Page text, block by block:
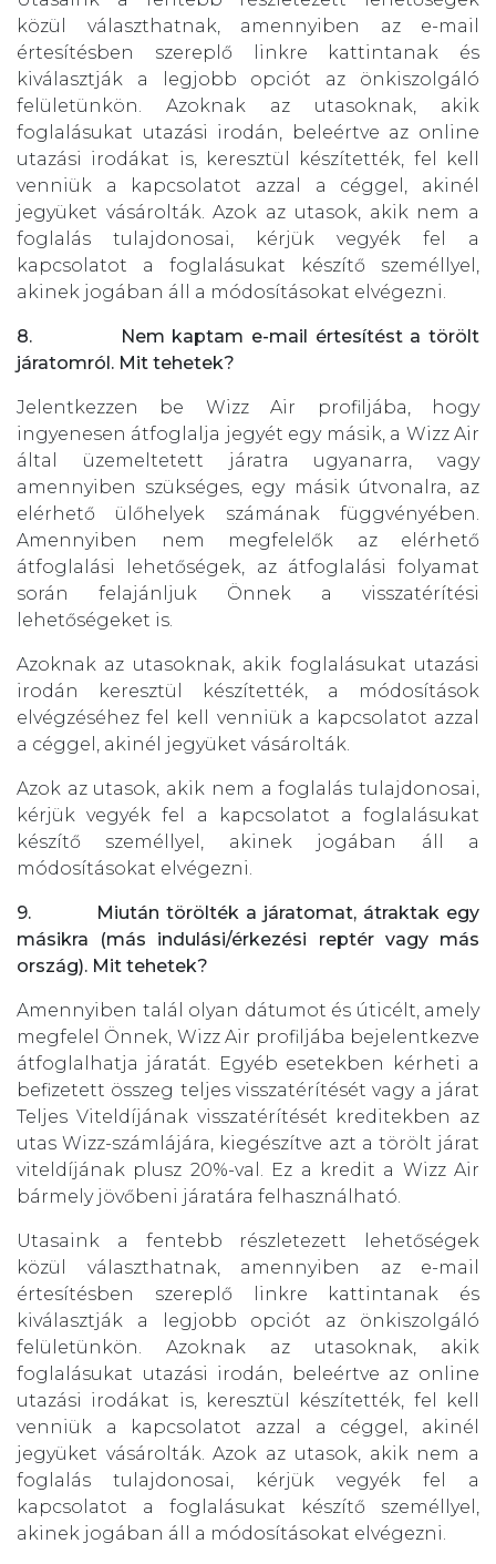
közül választhatnak, amennyiben az e-mail
értesítésben szereplő linkre kattintanak és
kiválasztják a legjobb opciót az önkiszolgáló
felületünkön. Azoknak az utasoknak, akik
foglalásukat utazási irodán, beleértve az online
utazási irodákat is, keresztül készítették, fel kell
venniük a kapcsolatot azzal a céggel, akinél
jegyüket vásárolták. Azok az utasok, akik nem a
foglalás tulajdonosai, kérjük vegyék fel a
kapcsolatot a foglalásukat készítő személlyel,
akinek jogában áll a módosításokat elvégezni.
8. Nem kaptam e-mail értesítést a törölt
járatomról. Mit tehetek?
Jelentkezzen be Wizz Air profiljába, hogy
ingyenesen átfoglalja jegyét egy másik, a Wizz Air
által üzemeltetett járatra ugyanarra, vagy
amennyiben szükséges, egy másik útvonalra, az
elérhető ülőhelyek számának függvényében.
Amennyiben nem megfelelők az elérhető
átfoglalási lehetőségek, az átfoglalási folyamat
során felajánljuk Önnek a visszatérítési
lehetőségeket is.
Azoknak az utasoknak, akik foglalásukat utazási
irodán keresztül készítették, a módosítások
elvégzéséhez fel kell venniük a kapcsolatot azzal
a céggel, akinél jegyüket vásárolták.
Azok az utasok, akik nem a foglalás tulajdonosai,
kérjük vegyék fel a kapcsolatot a foglalásukat
készítő személlyel, akinek jogában áll a
módosításokat elvégezni.
9. Miután törölték a járatomat, átraktak egy
másikra (más indulási/érkezési reptér vagy más
ország). Mit tehetek?
Amennyiben talál olyan dátumot és úticélt, amely
megfelel Önnek, Wizz Air profiljába bejelentkezve
átfoglalhatja járatát. Egyéb esetekben kérheti a
befizetett összeg teljes visszatérítését vagy a járat
Teljes Viteldíjának visszatérítését kreditekben az
utas Wizz-számlájára, kiegészítve azt a törölt járat
viteldíjának plusz 20%-val. Ez a kredit a Wizz Air
bármely jövőbeni járatára felhasználható.
Utasaink a fentebb részletezett lehetőségek
közül választhatnak, amennyiben az e-mail
értesítésben szereplő linkre kattintanak és
kiválasztják a legjobb opciót az önkiszolgáló
felületünkön. Azoknak az utasoknak, akik
foglalásukat utazási irodán, beleértve az online
utazási irodákat is, keresztül készítették, fel kell
venniük a kapcsolatot azzal a céggel, akinél
jegyüket vásárolták. Azok az utasok, akik nem a
foglalás tulajdonosai, kérjük vegyék fel a
kapcsolatot a foglalásukat készítő személlyel,
akinek jogában áll a módosításokat elvégezni.